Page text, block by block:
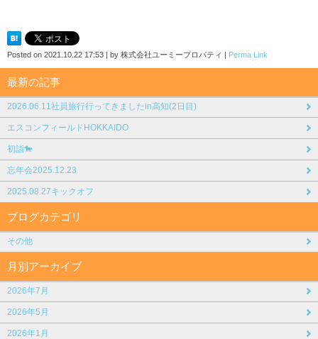
Posted on 2021.10.22 17:53 | by 株式会社ユーミープロパティ | Perma Link
最新の記事
2026.06.11社員旅行行ってきましたin高知(2日目)
エスコンフィールドHOKKAIDO
初詣🐎
忘年会2025.12.23
2025.08.27キックオフ
ブログカテゴリ
その他
月別アーカイブ
2026年7月
2026年5月
2026年1月